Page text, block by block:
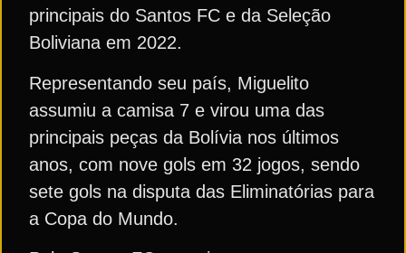
principais do Santos FC e da Seleção
Boliviana em 2022.
Representando seu país, Miguelito
assumiu a camisa 7 e virou uma das
principais peças da Bolívia nos últimos
anos, com nove gols em 32 jogos, sendo
sete gols na disputa das Eliminatórias para
a Copa do Mundo.